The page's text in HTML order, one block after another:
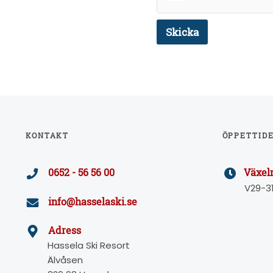
Skicka
KONTAKT
0652 - 56 56 00
info@hasselaski.se
Adress
Hassela Ski Resort
Älvåsen
V29-